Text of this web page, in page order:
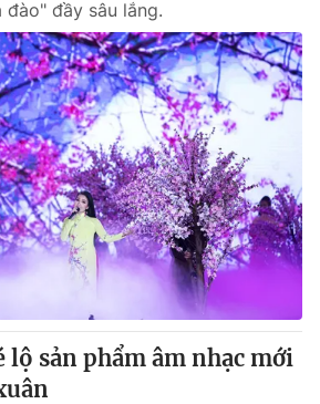
đào" đầy sâu lắng.
lộ sản phẩm âm nhạc mới